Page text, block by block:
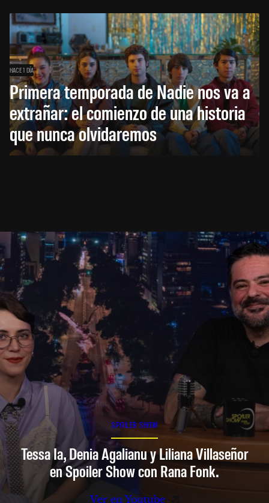
HACE 1 DÍA
Primera temporada de Nadie nos va a
extrañar: el comienzo de una historia
que nunca olvidaremos
SPOILER SHOW
Tessa Ia, Denia Agalianu y Liliana Villaseñor
en Spoiler Show con Rana Fonk.
Ver en Youtube